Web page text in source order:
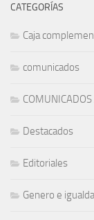
CATEGORÍAS
Caja
comunicados
Destacados
Editoriales
Genero e